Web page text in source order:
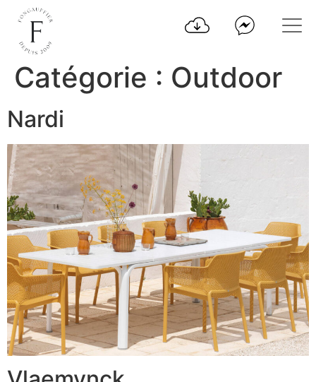
Catégorie : Outdoor
Nardi